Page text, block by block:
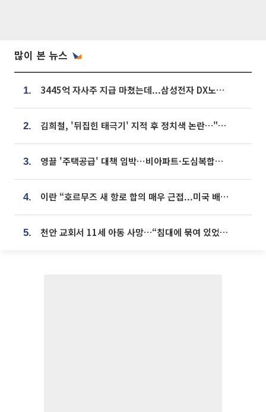
많이 본 뉴스
1. 3445억 자사주 지급 마쳤는데...삼성전자 DX노조, 뒤늦은 '떼쓰기 집회'
2. 김희철, '뒤집힌 태극기' 지적 후 정치색 논란…"좌우 떠나 우리나라 국기"
3. 영끌 '주택공급' 대책 임박⋯비아파트·도심복합까지 총동원
4. 이란 “호르무즈 새 항로 합의 매우 근접...미국 배상 먼저”
5. 천안 교회서 11세 아동 사망…“침대에 묶여 있었다” 진술 확보